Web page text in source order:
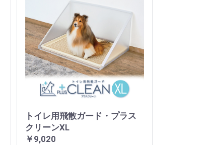
トイレ用飛散ガード・プラス
クリーンXL
￥9,020